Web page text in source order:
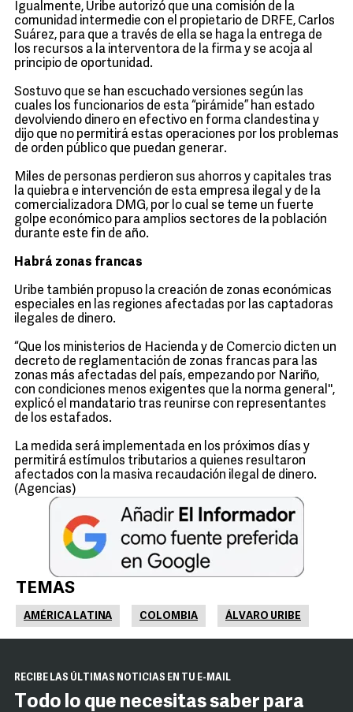
Igualmente, Uribe autorizó que una comisión de la
comunidad intermedie con el propietario de DRFE, Carlos
Suárez, para que a través de ella se haga la entrega de
los recursos a la interventora de la firma y se acoja al
principio de oportunidad.
Sostuvo que se han escuchado versiones según las
cuales los funcionarios de esta “pirámide” han estado
devolviendo dinero en efectivo en forma clandestina y
dijo que no permitirá estas operaciones por los problemas
de orden público que puedan generar.
Miles de personas perdieron sus ahorros y capitales tras
la quiebra e intervención de esta empresa ilegal y de la
comercializadora DMG, por lo cual se teme un fuerte
golpe económico para amplios sectores de la población
durante este fin de año.
Habrá zonas francas
Uribe también propuso la creación de zonas económicas
especiales en las regiones afectadas por las captadoras
ilegales de dinero.
“Que los ministerios de Hacienda y de Comercio dicten un
decreto de reglamentación de zonas francas para las
zonas más afectadas del país, empezando por Nariño,
con condiciones menos exigentes que la norma general'',
explicó el mandatario tras reunirse con representantes
de los estafados.
La medida será implementada en los próximos días y
permitirá estímulos tributarios a quienes resultaron
afectados con la masiva recaudación ilegal de dinero.
(Agencias)
TEMAS
AMÉRICA LATINA COLOMBIA ÁLVARO URIBE
RECIBE LAS ÚLTIMAS NOTICIAS EN TU E-MAIL
Todo lo que necesitas saber para